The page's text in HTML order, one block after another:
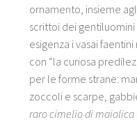
ornamento, insieme
scrittoi dei
esigenza i vasai
con “la curiosa
per le forme strane:
zoccoli e scarpe,
raro cimelio di maiolica